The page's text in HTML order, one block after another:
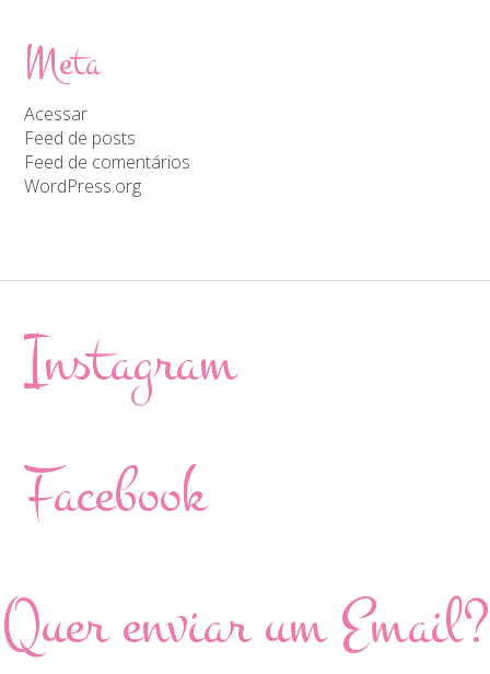
Meta
Acessar
Feed de posts
Feed de comentários
WordPress.org
Instagram
Facebook
Quer enviar um Email?